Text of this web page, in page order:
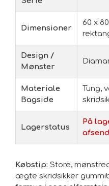
Dimensioner
60 x
Design /
Mønster
Materiale
Bagside
Tung,
Lagerstatus
På
Købstip: Store,
ægte skridsikker